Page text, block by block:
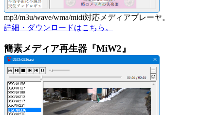
mp3/m3u/wave/wma/midi対応メディアプレーヤ。
詳細・ダウンロードはこちら。
簡素メディア再生器『MiW2』